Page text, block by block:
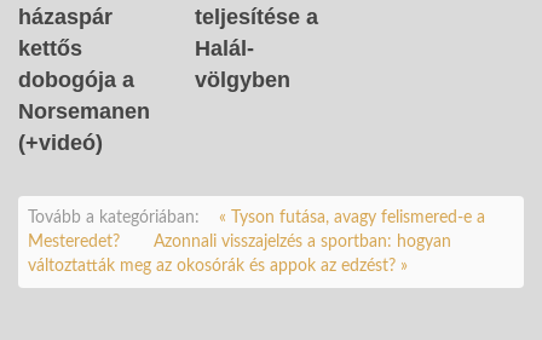
házaspár
kettős
dobogója a
Norsemanen
(+videó)
teljesítése a
Halál-
völgyben
Tovább a kategóriában:
« Tyson futása, avagy felismered-e a
Mesteredet?
Azonnali visszajelzés a sportban: hogyan
változtatták meg az okosórák és appok az edzést? »